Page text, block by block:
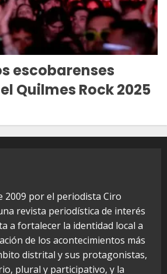
escobarenses
Quilmes Rock 2025
2009 por el periodista Ciro
revista periodística de interés
a fortalecer la identidad local a
de los acontecimientos más
distrital y sus protagonistas,
plural y participativo, y la